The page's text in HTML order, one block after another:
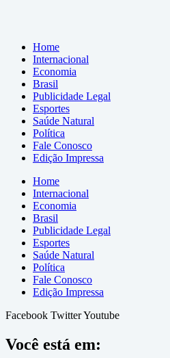
Home
Internacional
Economia
Brasil
Publicidade Legal
Esportes
Saúde Natural
Política
Fale Conosco
Edição Impressa
Home
Internacional
Economia
Brasil
Publicidade Legal
Esportes
Saúde Natural
Política
Fale Conosco
Edição Impressa
Facebook TwitterYoutube
Você está em: